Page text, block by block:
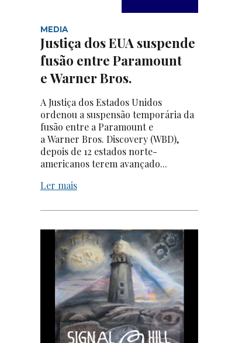
MEDIA
Justiça dos EUA suspende
fusão entre Paramount
e Warner Bros.
A Justiça dos Estados Unidos
ordenou a suspensão temporária da
fusão entre a Paramount e
a Warner Bros. Discovery (WBD),
depois de 12 estados norte-
americanos terem avançado...
Ler mais